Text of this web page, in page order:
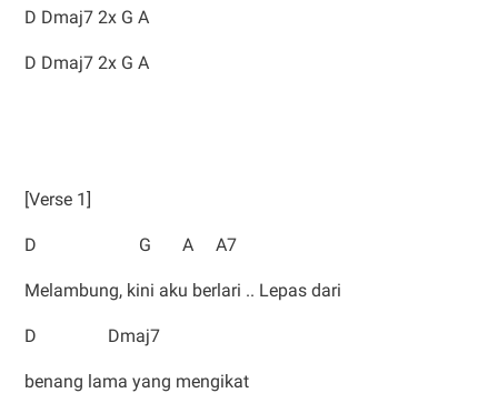
D Dmaj7 2x G A
D Dmaj7 2x G A
[Verse 1]
D G A A7
Melambung, kini aku berlari .. Lepas dari
D Dmaj7
benang lama yang mengikat